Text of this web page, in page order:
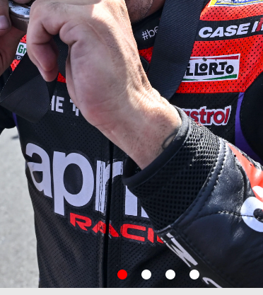
item
item
2
item